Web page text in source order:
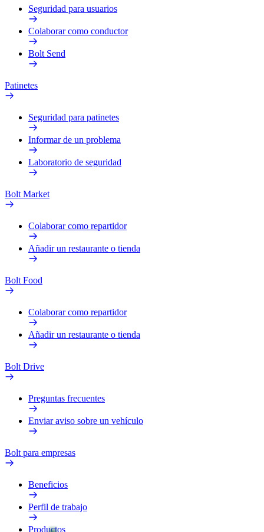
Seguridad para usuarios
Colaborar como conductor
Bolt Send
Patinetes
Seguridad para patinetes
Informar de un problema
Laboratorio de seguridad
Bolt Market
Colaborar como repartidor
Añadir un restaurante o tienda
Bolt Food
Colaborar como repartidor
Añadir un restaurante o tienda
Bolt Drive
Preguntas frecuentes
Enviar aviso sobre un vehículo
Bolt para empresas
Beneficios
Perfil de trabajo
Productos